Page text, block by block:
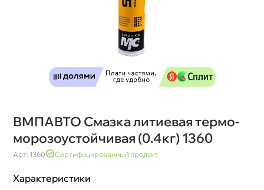
МПАВТО Смазка литиевая термо-
морозоустойчивая (0.4кг) 1360
Арт: 1360 Сертифицированный продукт
Характеристики